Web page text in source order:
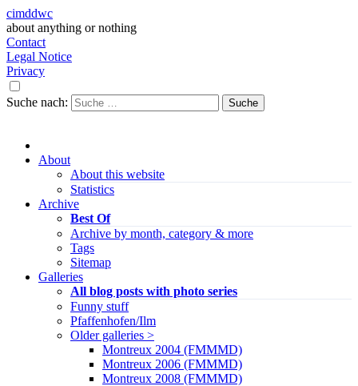
cimddwc
about anything or nothing
Contact
Legal Notice
Privacy
Suche nach:
About
About this website
Statistics
Archive
Best Of
Archive by month, category & more
Tags
Sitemap
Galleries
All blog posts with photo series
Funny stuff
Pfaffenhofen/Ilm
Older galleries >
Montreux 2004 (FMMMD)
Montreux 2006 (FMMMD)
Montreux 2008 (FMMMD)